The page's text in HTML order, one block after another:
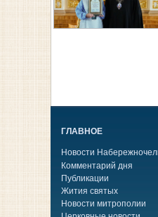
ГЛАВНОЕ
Новости
Комментарий дня
Публикации
Жития святых
Новости митрополии